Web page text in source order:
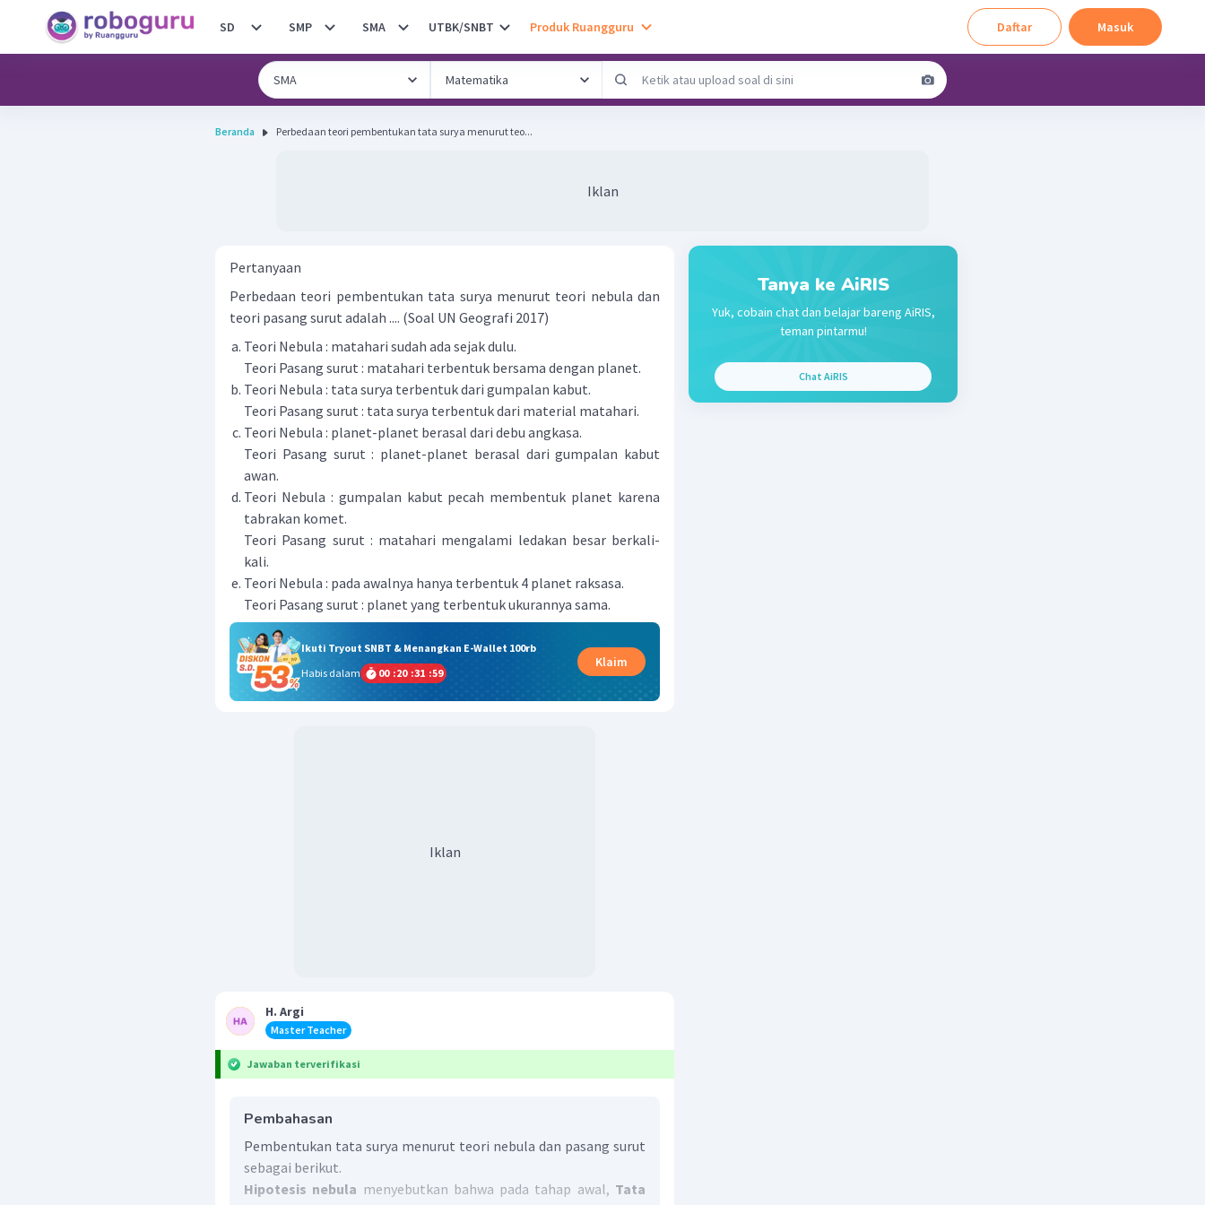
SD SMP SMA UTBK/SNBT Produk Ruangguru Daftar Masuk
Beranda Perbedaan teori pembentukan tata surya menurut teo...
Iklan
Pertanyaan
Perbedaan teori pembentukan tata surya menurut teori nebula dan
teori pasang surut adalah .... (Soal UN Geografi 2017)
Teori Nebula : matahari sudah ada sejak dulu.
Teori Pasang surut : matahari terbentuk bersama dengan planet.
Teori Nebula : tata surya terbentuk dari gumpalan kabut.
Teori Pasang surut : tata surya terbentuk dari material matahari.
Teori Nebula : planet-planet berasal dari debu angkasa.
Teori Pasang surut : planet-planet berasal dari gumpalan kabut
awan.
Teori Nebula : gumpalan kabut pecah membentuk planet karena
tabrakan komet.
Teori Pasang surut : matahari mengalami ledakan besar berkali-
kali.
Teori Nebula : pada awalnya hanya terbentuk 4 planet raksasa.
Teori Pasang surut : planet yang terbentuk ukurannya sama.
Ikuti Tryout SNBT & Menangkan E-Wallet 100rb
Habis dalam
00 :20 :31 :59
Klaim
Iklan
H. Argi
Master Teacher
Jawaban terverifikasi
Pembahasan
Pembentukan tata surya menurut teori nebula dan pasang surut
sebagai berikut.
Hipotesis nebula menyebutkan bahwa pada tahap awal, Tata
Tanya ke AiRIS
Yuk, cobain chat dan belajar bareng AiRIS,
teman pintarmu!
Chat AiRIS